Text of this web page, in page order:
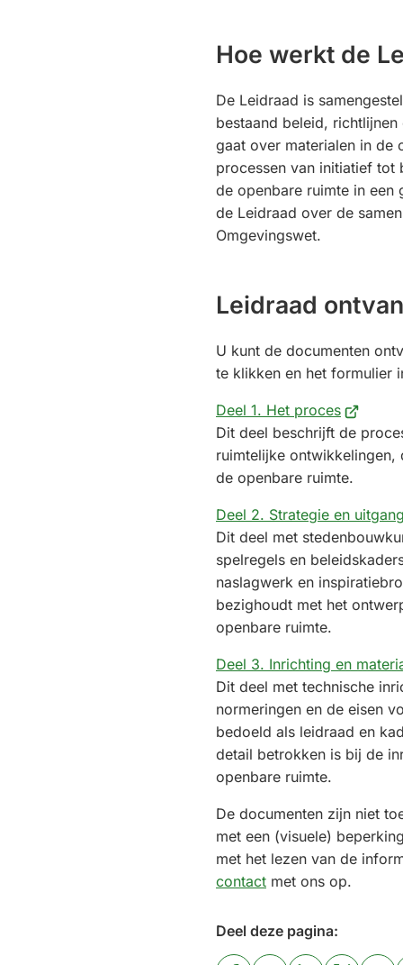
Hoe werkt de
De Leidraad is
bestaand beleid,
gaat over materialen in de
processen van initiatief tot
de openbare ruimte in een
de Leidraad over de
Omgevingswet.
Leidraad
U kunt de documenten
te klikken en het formulier
Deel 1. Het proces(Verwijst
naar
een
externe
Dit deel beschrijft de
ruimtelijke
de openbare ruimte.
Deel 2. Strategie en
Dit deel met
spelregels en
naslagwerk en
bezighoudt met het
openbare ruimte.
Deel 3. Inrichting en
Dit deel met technische
normeringen en de eisen
bedoeld als leidraad en
detail betrokken is bij de
openbare ruimte.
De documenten zijn niet
met een (visuele)
met het lezen van de
contact met ons op.
Deel deze pagina: